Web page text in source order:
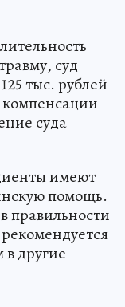
суд
тыс. рублей
суда
имеют
помощь.
правильности
другие